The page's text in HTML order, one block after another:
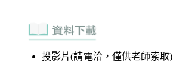
投影片(請電洽，僅供老師索取)